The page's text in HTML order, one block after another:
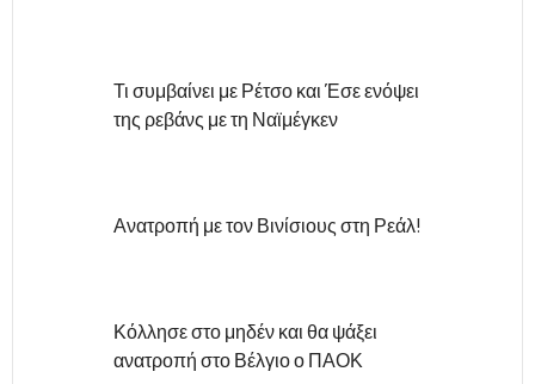
Τι συμβαίνει με Ρέτσο και Έσε ενόψει
της ρεβάνς με τη Ναϊμέγκεν
Ανατροπή με τον Βινίσιους στη Ρεάλ!
Κόλλησε στο μηδέν και θα ψάξει
ανατροπή στο Βέλγιο ο ΠΑΟΚ